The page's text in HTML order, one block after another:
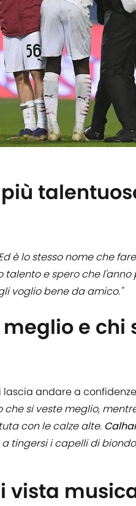
è lo stesso nome che
talento e spero che
voglio bene da amico."
e chi
lascia andare a
che si veste meglio,
con le calze alte.
tingersi i capelli di
vista